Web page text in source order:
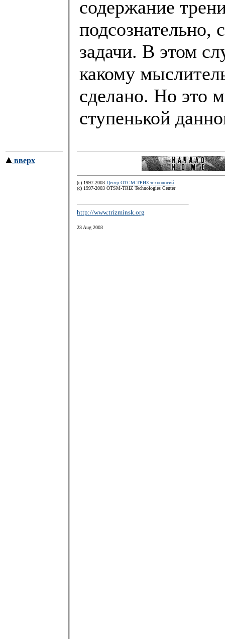
содержание
подсознательно,
задачи. В этом
какому
сделано. Но это
ступенькой
вверх
(c) 1997-2003 Центр ОТСМ-ТРИЗ технологий
(с) 1997-2003 OTSM-TRIZ Technologies Center
http://www.trizminsk.org
23 Aug 2003